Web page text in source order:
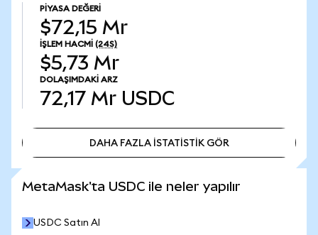
PIYASA DEĞERI
$72,15 Mr
İŞLEM HACMI (24S)
$5,73 Mr
DOLAŞIMDAKI ARZ
72,17 Mr USDC
DAHA FAZLA İSTATİSTİK GÖR
MetaMask'ta USDC ile neler yapılır
USDC Satın Al